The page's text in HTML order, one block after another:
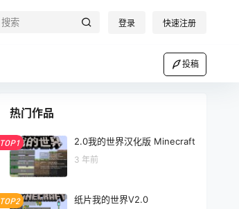
登录 快速注册
投稿
热门作品
TOP1 2.0我的世界汉化版 Minecraft
3 年前
TOP2 纸片我的世界V2.0